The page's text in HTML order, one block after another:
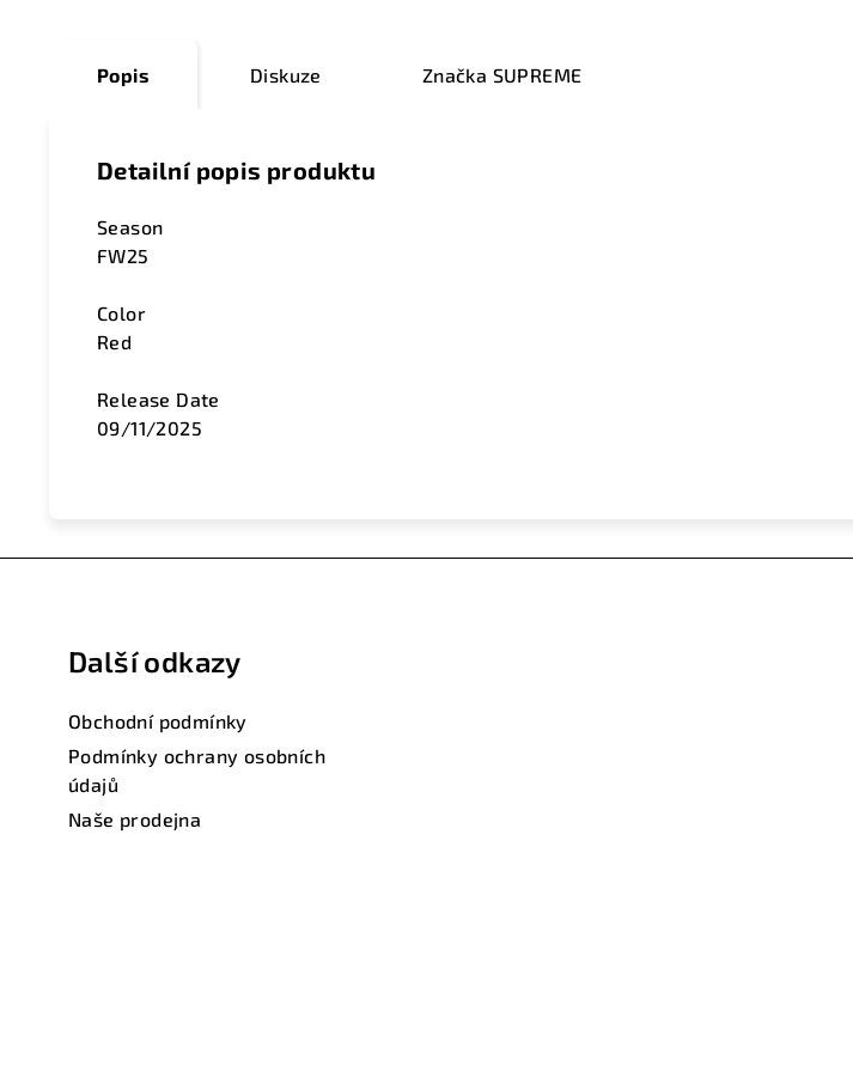
Popis Diskuze Značka SUPREME
Detailní popis produktu
Season
FW25
Color
Red
Release Date
09/11/2025
Další odkazy
Obchodní podmínky
Podmínky ochrany osobních
údajů
Naše prodejna